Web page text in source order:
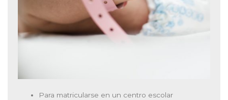
Para matricularse en un centro escolar